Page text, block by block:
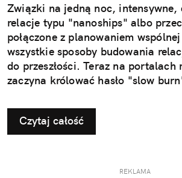
Związki na jedną noc,
relacje typu "nanoships" albo
połączone z planowaniem
wszystkie sposoby budowania
do przeszłości. Teraz na portalach
zaczyna królować hasło "slow
Czytaj całość
REKLAMA